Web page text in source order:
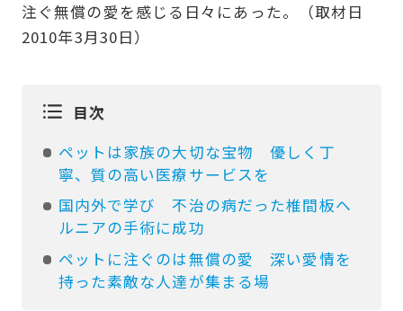
注ぐ無償の愛を感じる日々にあった。（取材日
2010年3月30日）
目次
ペットは家族の大切な宝物 優しく丁
寧、質の高い医療サービスを
国内外で学び 不治の病だった椎間板ヘ
ルニアの手術に成功
ペットに注ぐのは無償の愛 深い愛情を
持った素敵な人達が集まる場